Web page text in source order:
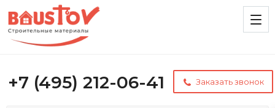
+7 (495) 212-06-41 Заказать звонок